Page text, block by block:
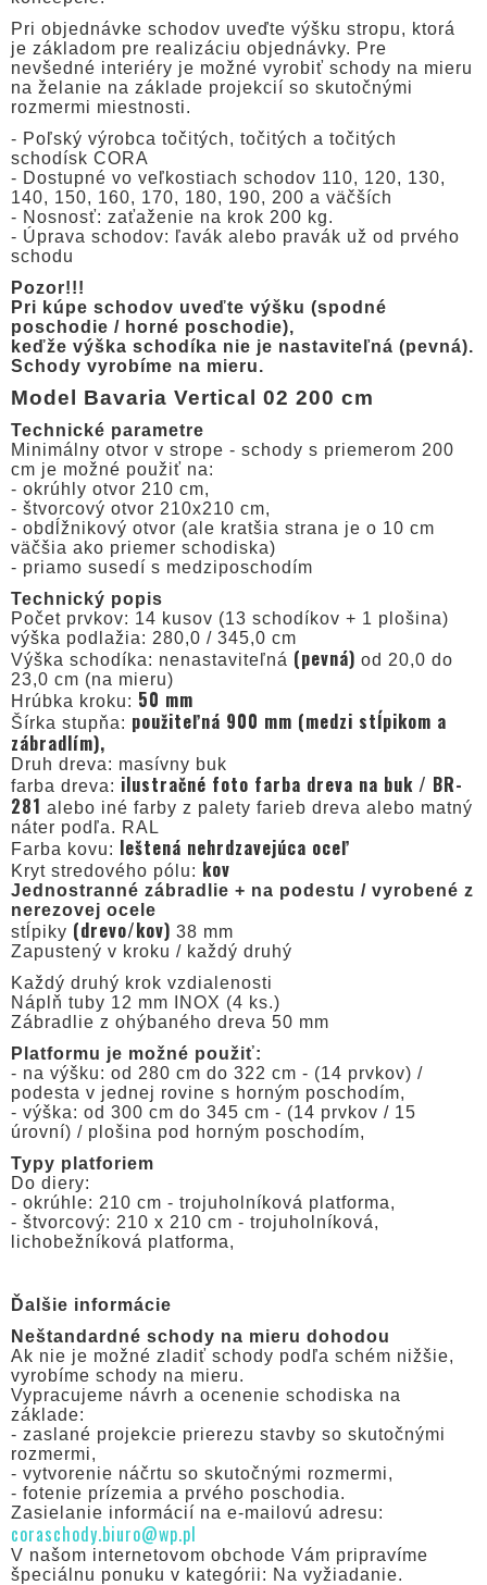
Pri objednávke schodov uveďte výšku stropu, ktorá
je základom pre realizáciu objednávky. Pre
nevšedné interiéry je možné vyrobiť schody na mieru
na želanie na základe projekcií so skutočnými
rozmermi miestnosti.
- Poľský výrobca točitých, točitých a točitých
schodísk CORA
- Dostupné vo veľkostiach schodov 110, 120, 130,
140, 150, 160, 170, 180, 190, 200 a väčších
- Nosnosť: zaťaženie na krok 200 kg.
- Úprava schodov: ľavák alebo pravák už od prvého
schodu
Pozor!!!
Pri kúpe schodov uveďte výšku (spodné
poschodie / horné poschodie),
keďže výška schodíka nie je nastaviteľná (pevná).
Schody vyrobíme na mieru.
Model Bavaria Vertical 02 200 cm
Technické parametre
Minimálny otvor v strope - schody s priemerom 200
cm je možné použiť na:
- okrúhly otvor 210 cm,
- štvorcový otvor 210x210 cm,
- obdĺžnikový otvor (ale kratšia strana je o 10 cm
väčšia ako priemer schodiska)
- priamo susedí s medziposchodím
Technický popis
Počet prvkov: 14 kusov (13 schodíkov + 1 plošina)
výška podlažia: 280,0 / 345,0 cm
Výška schodíka: nenastaviteľná (pevná) od 20,0 do
23,0 cm (na mieru)
Hrúbka kroku: 50 mm
Šírka stupňa: použiteľná 900 mm (medzi stĺpikom a
zábradlím),
Druh dreva: masívny buk
farba dreva: ilustračné foto farba dreva na buk / BR-
281 alebo iné farby z palety farieb dreva alebo matný
náter podľa. RAL
Farba kovu: leštená nehrdzavejúca oceľ
Kryt stredového pólu: kov
Jednostranné zábradlie + na podestu / vyrobené z
nerezovej ocele
stĺpiky (drevo/kov) 38 mm
Zapustený v kroku / každý druhý
Každý druhý krok vzdialenosti
Náplň tuby 12 mm INOX (4 ks.)
Zábradlie z ohýbaného dreva 50 mm
Platformu je možné použiť:
- na výšku: od 280 cm do 322 cm - (14 prvkov) /
podesta v jednej rovine s horným poschodím,
- výška: od 300 cm do 345 cm - (14 prvkov / 15
úrovní) / plošina pod horným poschodím,
Typy platforiem
Do diery:
- okrúhle: 210 cm - trojuholníková platforma,
- štvorcový: 210 x 210 cm - trojuholníková,
lichobežníková platforma,
Ďalšie informácie
Neštandardné schody na mieru dohodou
Ak nie je možné zladiť schody podľa schém nižšie,
vyrobíme schody na mieru.
Vypracujeme návrh a ocenenie schodiska na
základe:
- zaslané projekcie prierezu stavby so skutočnými
rozmermi,
- vytvorenie náčrtu so skutočnými rozmermi,
- fotenie prízemia a prvého poschodia.
Zasielanie informácií na e-mailovú adresu:
coraschody.biuro@wp.pl
V našom internetovom obchode Vám pripravíme
špeciálnu ponuku v kategórii: Na vyžiadanie.